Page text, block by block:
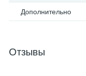
Дополнительно
Отзывы